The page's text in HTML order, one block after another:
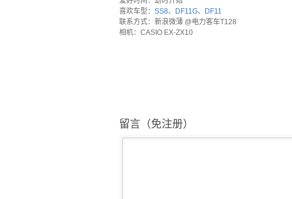
喜欢车型： SS8、 DF11G、
DF11
联系方式：新浪微薄 @电力客车T128
相机：CASIO EX-ZX10
留言（免注册）